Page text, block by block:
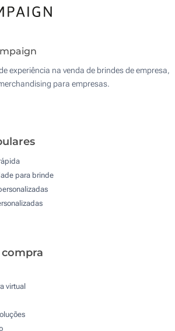
experiência na venda de brindes de empresa,
para empresas.
para brinde
virtual